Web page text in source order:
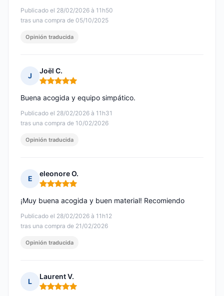
Publicado el 28/02/2026 à 11h50
tras una compra de 05/10/2025
Opinión traducida
J
Joël C.
Nota: 5 de 5
Publicado el 28/02/2026 à 11h31
tras una compra de 10/02/2026
Buena acogida y equipo simpático.
Opinión traducida
E
eleonore O.
Nota: 5 de 5
Publicado el 28/02/2026 à 11h12
tras una compra de 21/02/2026
¡Muy buena acogida y buen material! Recomiendo
Opinión traducida
L
Laurent V.
Nota: 5 de 5